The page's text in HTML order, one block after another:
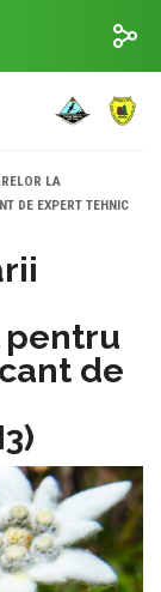
LA
DE EXPERT TEHNIC
de